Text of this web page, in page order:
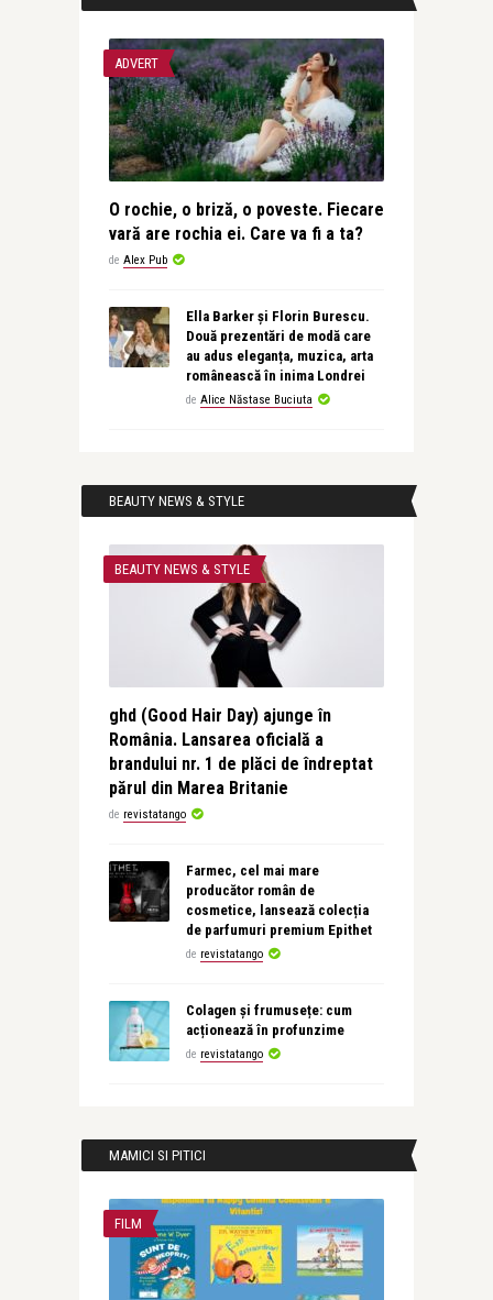
ADVERT
O rochie, o briză, o poveste. Fiecare
vară are rochia ei. Care va fi a ta?
de Alex Pub
Ella Barker și Florin Burescu.
Două prezentări de modă care
au adus eleganța, muzica, arta
românească în inima Londrei
de Alice Năstase Buciuta
BEAUTY NEWS & STYLE
BEAUTY NEWS & STYLE
ghd (Good Hair Day) ajunge în
România. Lansarea oficială a
brandului nr. 1 de plăci de îndreptat
părul din Marea Britanie
de revistatango
Farmec, cel mai mare
producător român de
cosmetice, lansează colecția
de parfumuri premium Epithet
de revistatango
Colagen și frumusețe: cum
acționează în profunzime
de revistatango
MAMICI SI PITICI
FILM